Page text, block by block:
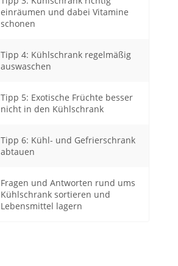
einräumen und dabei Vitamine
schonen
Tipp 4: Kühlschrank regelmäßig
auswaschen
Tipp 5: Exotische Früchte besser
nicht in den Kühlschrank
Tipp 6: Kühl- und Gefrierschrank
abtauen
Fragen und Antworten rund ums
Kühlschrank sortieren und
Lebensmittel lagern